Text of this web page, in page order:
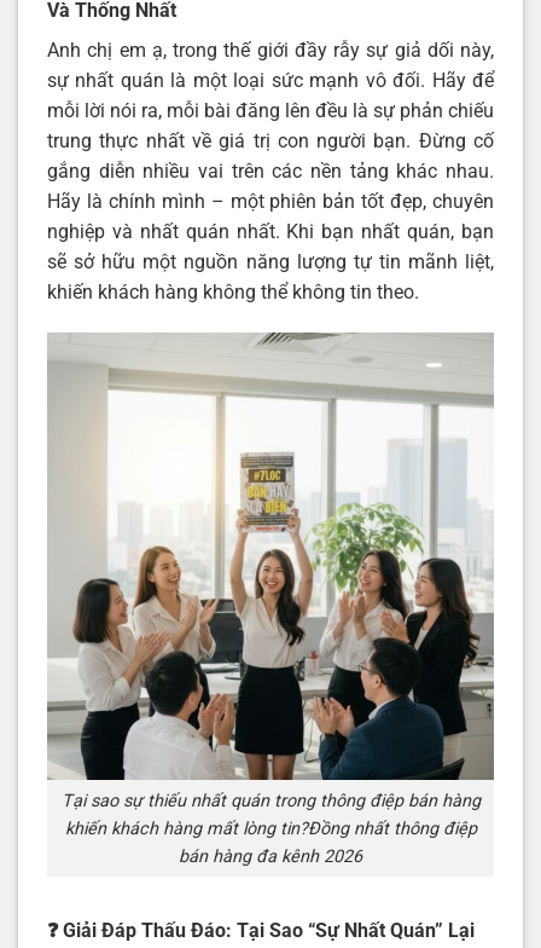
Và Thống Nhất
Anh chị em ạ, trong thế giới đầy rẫy sự giả dối này,
sự nhất quán là một loại sức mạnh vô đối. Hãy để
mỗi lời nói ra, mỗi bài đăng lên đều là sự phản chiếu
trung thực nhất về giá trị con người bạn. Đừng cố
gắng diễn nhiều vai trên các nền tảng khác nhau.
Hãy là chính mình – một phiên bản tốt đẹp, chuyên
nghiệp và nhất quán nhất. Khi bạn nhất quán, bạn
sẽ sở hữu một nguồn năng lượng tự tin mãnh liệt,
khiến khách hàng không thể không tin theo.
Tại sao sự thiếu nhất quán trong thông điệp bán hàng
khiến khách hàng mất lòng tin?Đồng nhất thông điệp
bán hàng đa kênh 2026
❓ Giải Đáp Thấu Đáo: Tại Sao “Sự Nhất Quán” Lại